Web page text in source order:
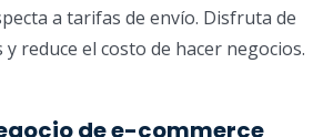
a tarifas de envío. Disfruta de
reduce el costo de hacer negocios.
de e-commerce